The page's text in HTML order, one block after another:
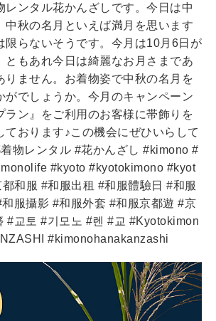
レンタル花かんざしです。今日は中
中秋の名月といえば満月を思います
限らないそうです。今月は10月6日が
ともあれ今日は綺麗なお月さまであ
りません。お着物姿で中秋の名月を
がでしょうか。今月のキャンペーン
ラン』をご利用のお客様に帯飾りを
ております♪この機会にぜひいらして
物レンタル #花かんざし #kimono #
#kyoto #kyotokimono #kyot
和服 #和服出租 #和服體驗日 #和服
服攝影 #和服外套 #和服京都遊 #京
#교토 #기모노 #렌 #교 #Kyotokimon
#kimonohanakanzashi